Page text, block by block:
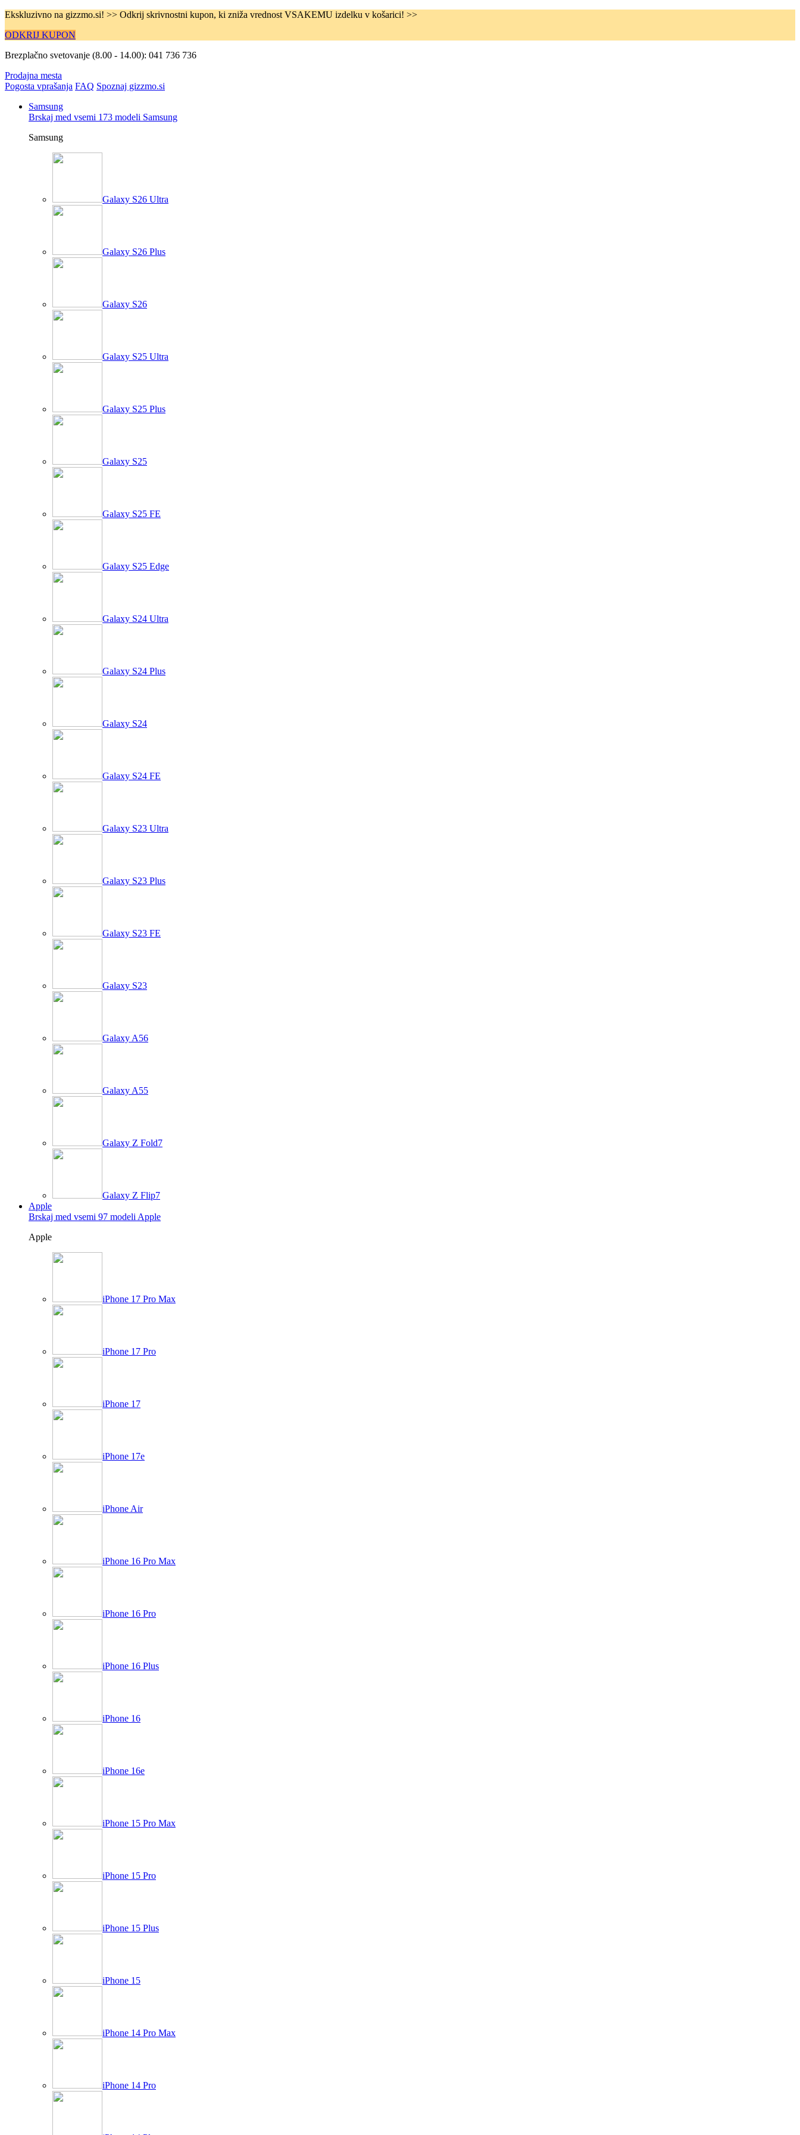
Ekskluzivno na gizzmo.si! >> Odkrij skrivnostni kupon, ki zniža vrednost VSAKEMU izdelku v košarici! >>
ODKRIJ KUPON
Brezplačno svetovanje (8.00 - 14.00): 041 736 736
Prodajna mesta
Pogosta vprašanja FAQ Spoznaj gizzmo.si
Samsung
Brskaj med vsemi 173 modeli Samsung
Samsung
Galaxy S26 Ultra
Galaxy S26 Plus
Galaxy S26
Galaxy S25 Ultra
Galaxy S25 Plus
Galaxy S25
Galaxy S25 FE
Galaxy S25 Edge
Galaxy S24 Ultra
Galaxy S24 Plus
Galaxy S24
Galaxy S24 FE
Galaxy S23 Ultra
Galaxy S23 Plus
Galaxy S23 FE
Galaxy S23
Galaxy A56
Galaxy A55
Galaxy Z Fold7
Galaxy Z Flip7
Apple
Brskaj med vsemi 97 modeli Apple
Apple
iPhone 17 Pro Max
iPhone 17 Pro
iPhone 17
iPhone 17e
iPhone Air
iPhone 16 Pro Max
iPhone 16 Pro
iPhone 16 Plus
iPhone 16
iPhone 16e
iPhone 15 Pro Max
iPhone 15 Pro
iPhone 15 Plus
iPhone 15
iPhone 14 Pro Max
iPhone 14 Pro